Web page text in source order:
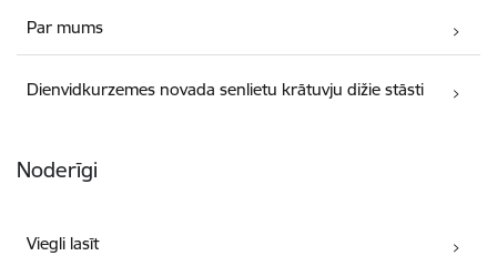
Par mums
Dienvidkurzemes novada senlietu krātuvju dižie stāsti
Noderīgi
Viegli lasīt